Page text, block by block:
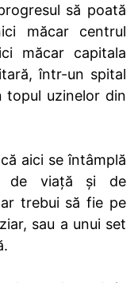
să poată
măcar centrul
măcar capitala
într-un spital
topul uzinelor din
aici se întâmplă
de viață și de
trebui să fie pe
sau a unui set